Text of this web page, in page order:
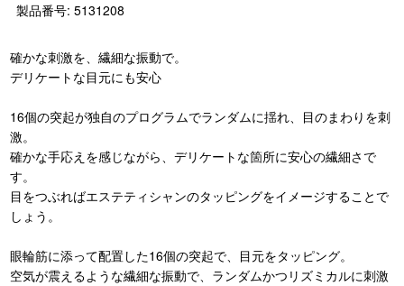
製品番号: 5131208
確かな刺激を、繊細な振動で。
デリケートな目元にも安心
16個の突起が独自のプログラムでランダムに揺れ、目のまわりを刺
激。
確かな手応えを感じながら、デリケートな箇所に安心の繊細さで
す。
目をつぶればエステティシャンのタッピングをイメージすることで
しょう。
眼輪筋に添って配置した16個の突起で、目元をタッピング。
空気が震えるような繊細な振動で、ランダムかつリズミカルに刺激